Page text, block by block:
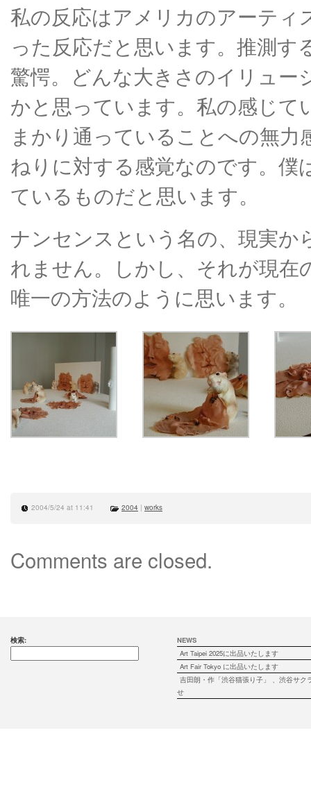
私の反応はアメリカのアーテ
った反応だと思います。推測
驚愕。どんな大きさのイリュ
かと思っています。私の感じ
まかり通っていることへの無
ねりに対する感覚なのです。僕
ているものだと思います。
ナンセンスという名の、現実
れません。しかし、それが現
唯一の方法のように思います。
2004/5/24 at 11:41 2004 | works
Comments are closed.
検索:
NEWS
Art Taipei 2025に出品いたします
Art Fair Tokyo に出品いたします
吉田朗・作「渋谷猫張り子」 、渋谷サク
せ